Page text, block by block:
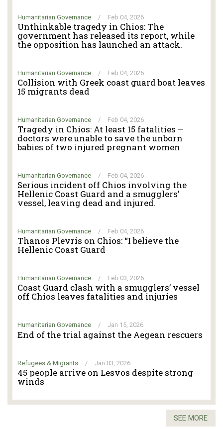
Humanitarian Governance / Feb 04, 2026
Unthinkable tragedy in Chios: The
government has released its report, while
the opposition has launched an attack.
Humanitarian Governance / Feb 04, 2026
Collision with Greek coast guard boat leaves
15 migrants dead
Humanitarian Governance / Feb 04, 2026
Tragedy in Chios: At least 15 fatalities –
doctors were unable to save the unborn
babies of two injured pregnant women
Humanitarian Governance / Feb 04, 2026
Serious incident off Chios involving the
Hellenic Coast Guard and a smugglers’
vessel, leaving dead and injured.
Humanitarian Governance / Feb 04, 2026
Thanos Plevris on Chios: “I believe the
Hellenic Coast Guard
Humanitarian Governance / Feb 03, 2026
Coast Guard clash with a smugglers’ vessel
off Chios leaves fatalities and injuries
Humanitarian Governance / Jan 15, 2026
End of the trial against the Aegean rescuers
Refugees & Migrants / Jan 03, 2026
45 people arrive on Lesvos despite strong
winds
SEE MORE